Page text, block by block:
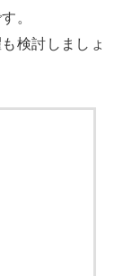
。
検討しましょ